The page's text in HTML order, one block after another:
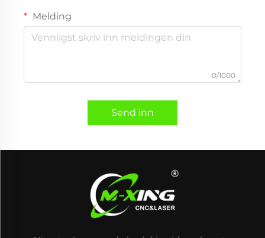
Melding
0/1000
Send inn